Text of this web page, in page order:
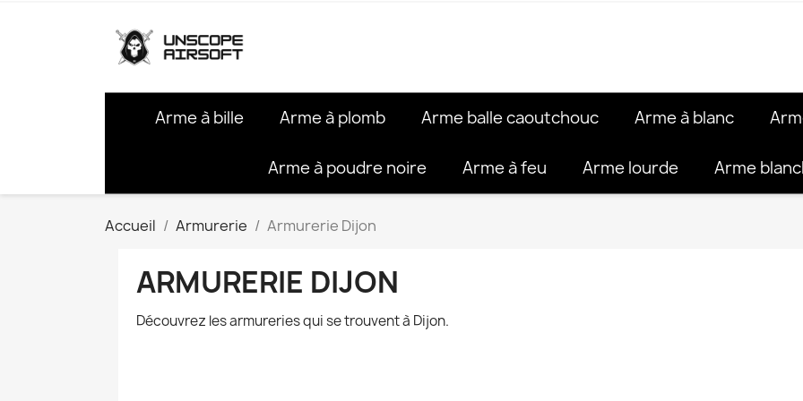
Arme à bille Arme à plomb Arme balle caoutchouc Arme à blanc
Arme à poudre noire Arme à feu Arme lourde Arme
Accueil Armurerie Armurerie Dijon
ARMURERIE DIJON
Découvrez les armureries qui se trouvent à Dijon.